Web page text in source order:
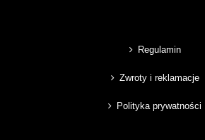
Regulamin
Zwroty i reklamacje
Polityka prywatności